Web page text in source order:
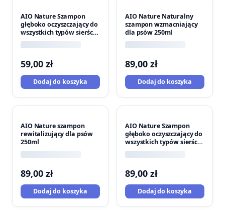
AIO Nature Szampon
głęboko oczyszczający do
wszystkich typów sierści
150ml
59,00 zł
Dodaj do koszyka
AIO Nature Naturalny
szampon wzmacniający
dla psów 250ml
89,00 zł
Dodaj do koszyka
AIO Nature szampon
rewitalizujący dla psów
250ml
89,00 zł
Dodaj do koszyka
AIO Nature Szampon
głęboko oczyszczający do
wszystkich typów sierści
250ml
89,00 zł
Dodaj do koszyka